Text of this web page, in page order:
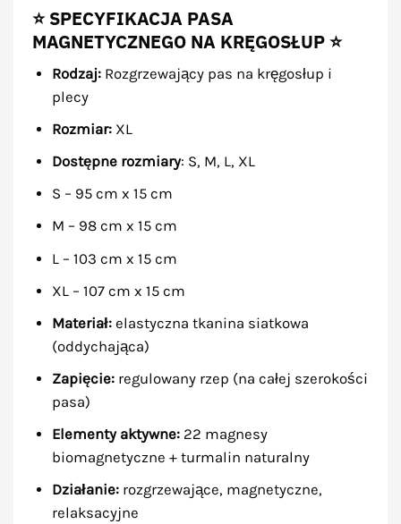
⭐ SPECYFIKACJA PASA
MAGNETYCZNEGO NA KRĘGOSŁUP ⭐
Rodzaj:Rozgrzewający pas na kręgosłup i
plecy
Rozmiar:XL
Dostępne rozmiary: S, M, L, XL
S – 95 cm x 15 cm
M – 98 cm x 15 cm
L – 103 cm x 15 cm
XL – 107 cm x 15 cm
Materiał:elastyczna tkanina siatkowa
(oddychająca)
Zapięcie:regulowany rzep (na całej szerokości
pasa)
Elementy aktywne:22 magnesy
biomagnetyczne + turmalin naturalny
Działanie:rozgrzewające, magnetyczne,
relaksacyjne